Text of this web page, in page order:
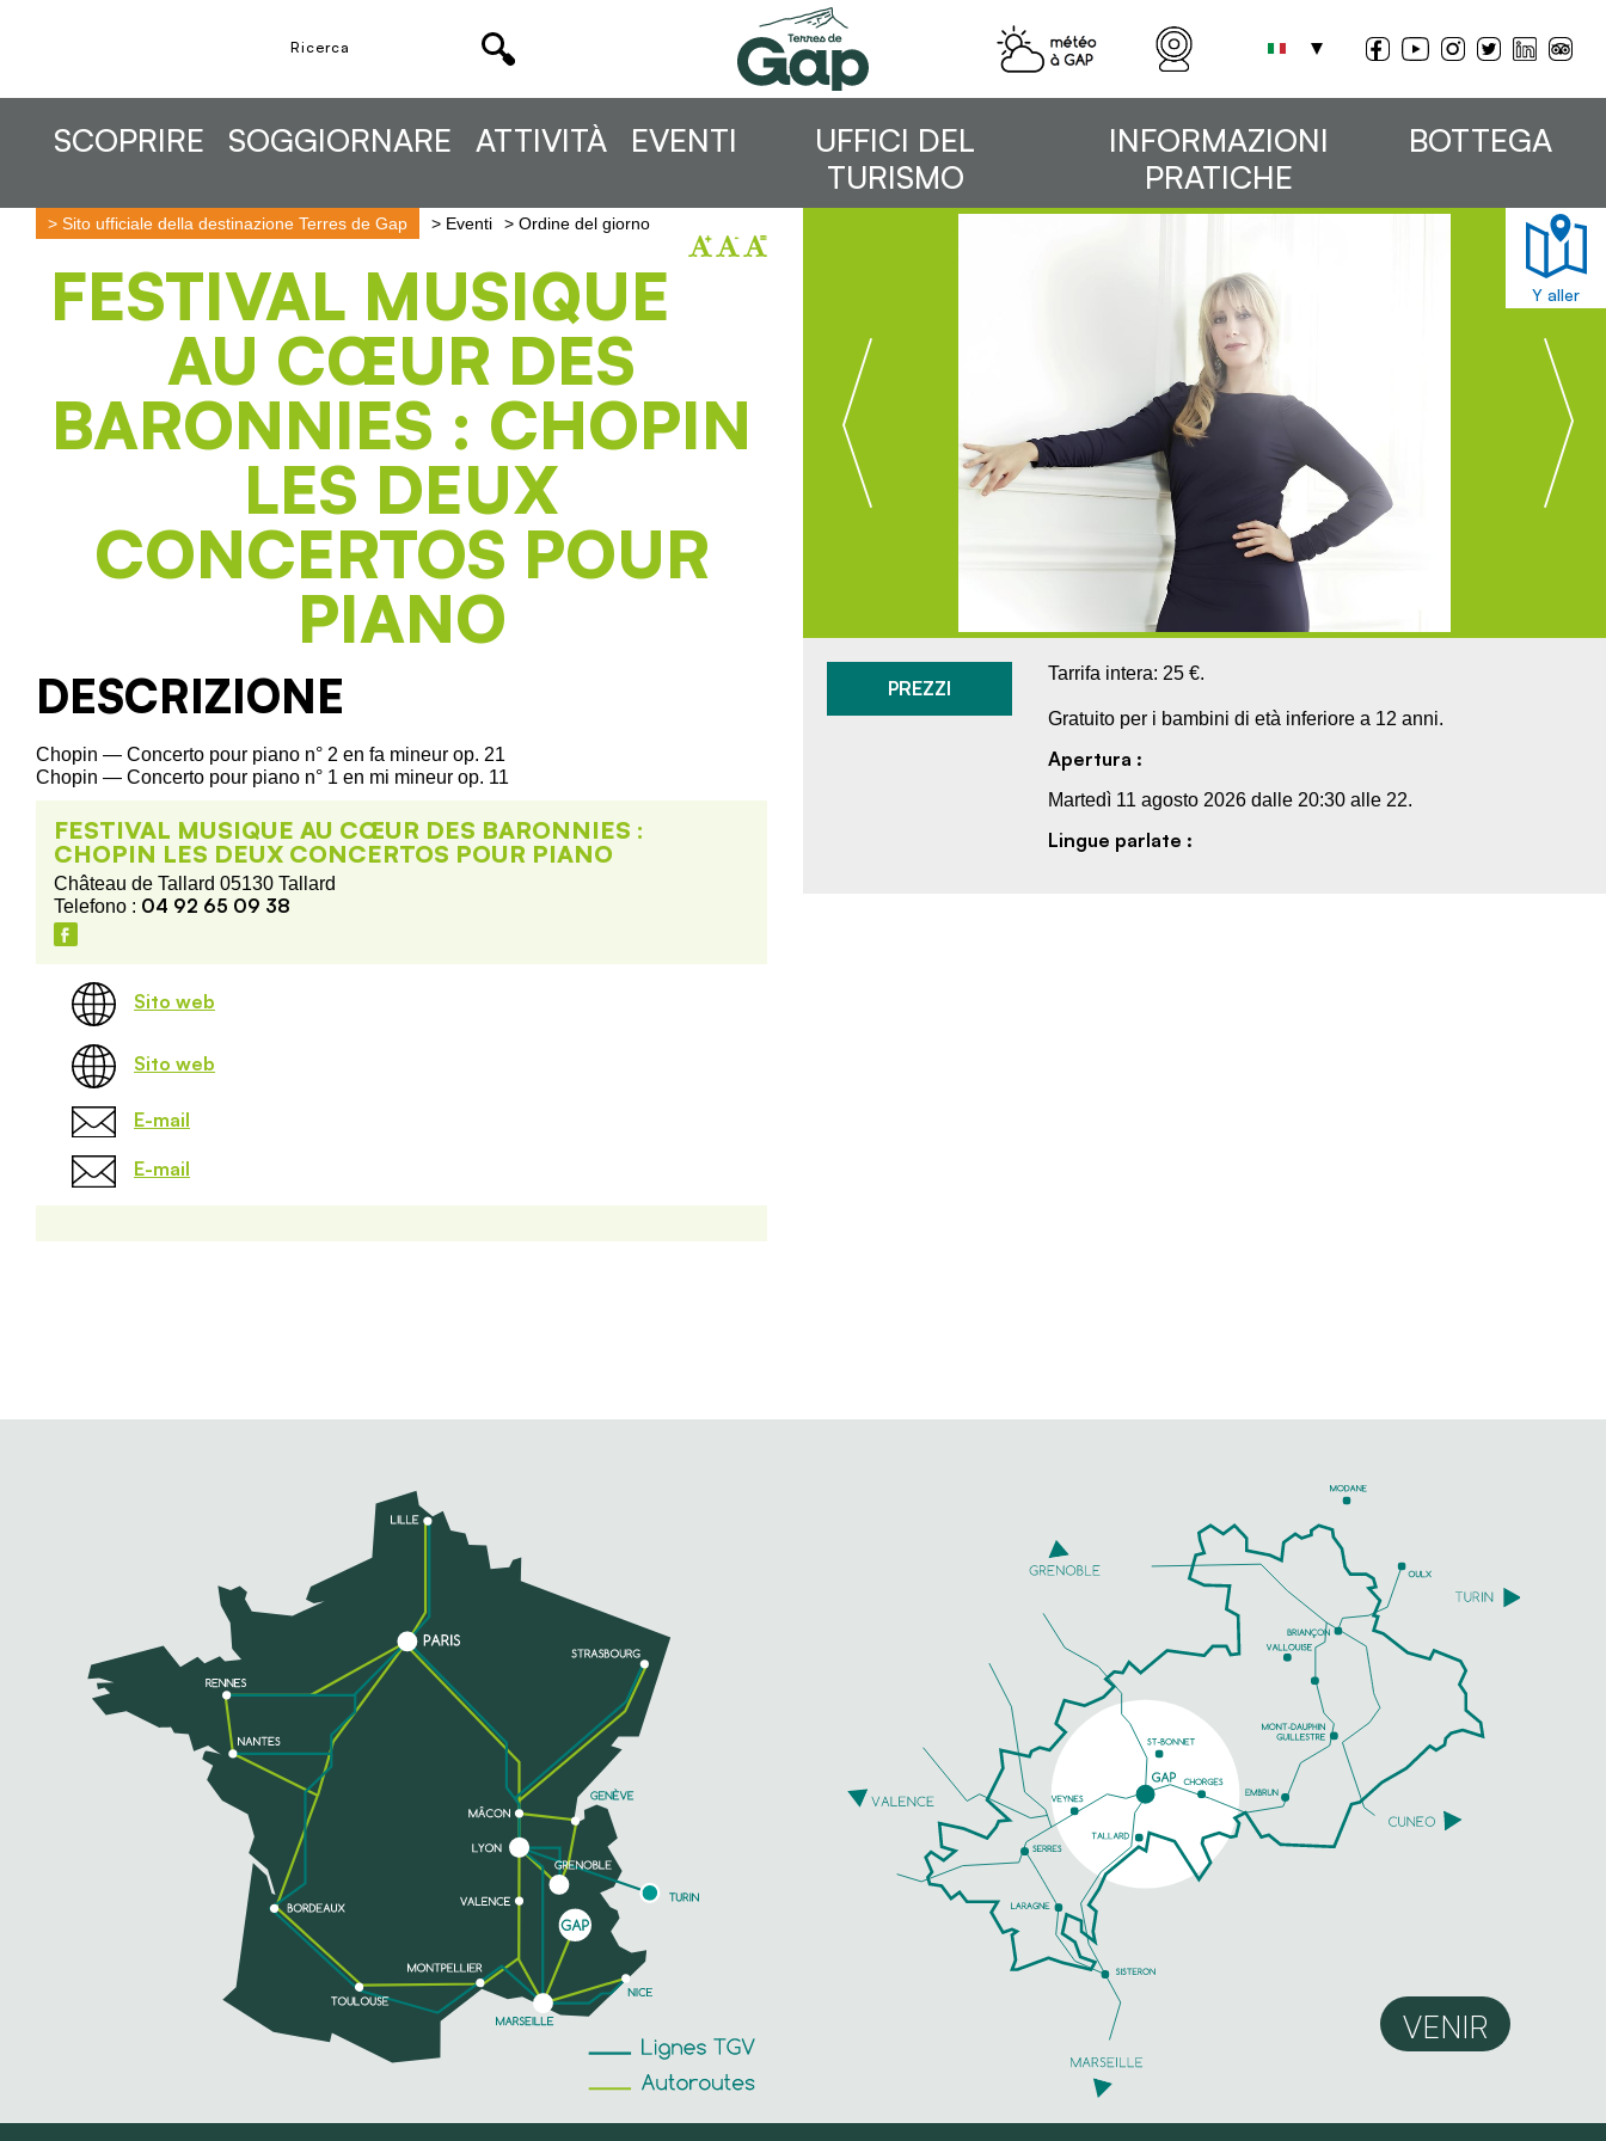
SCOPRIRE SOGGIORNARE ATTIVITÀ EVENTI
UFFICI DEL
TURISMO
INFORMAZIONI
PRATICHE
BOTTEGA
> Sito ufficiale della destinazione Terres de Gap > Eventi > Ordine del giorno
FESTIVAL MUSIQUE
AU CŒUR DES
BARONNIES : CHOPIN
LES DEUX
CONCERTOS POUR
PIANO
DESCRIZIONE
Chopin — Concerto pour piano n° 2 en fa mineur op. 21
Chopin — Concerto pour piano n° 1 en mi mineur op. 11
FESTIVAL MUSIQUE AU CŒUR DES BARONNIES :
CHOPIN LES DEUX CONCERTOS POUR PIANO
Château de Tallard 05130 Tallard
Telefono : 04 92 65 09 38
Sito web
Sito web
E-mail
E-mail
Y aller
PREZZI
Tarrifa intera: 25 €.
Gratuito per i bambini di età inferiore a 12 anni.
Apertura :
Martedì 11 agosto 2026 dalle 20:30 alle 22.
Lingue parlate :
VENIR